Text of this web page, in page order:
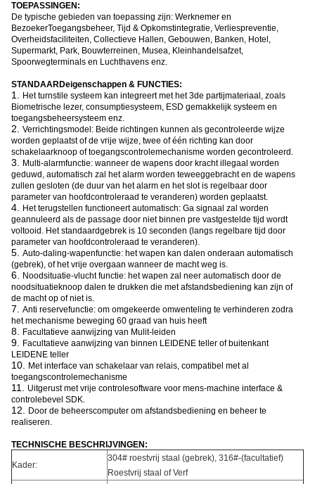
TOEPASSINGEN:
De typische gebieden van toepassing zijn: Werknemer en
BezoekerToegangsbeheer, Tijd & Opkomstintegratie, Verliespreventie,
Overheidsfaciliteiten, Collectieve Hallen, Gebouwen, Banken, Hotel,
Supermarkt, Park, Bouwterreinen, Musea, Kleinhandelsafzet,
Spoorwegterminals en Luchthavens enz.
STANDAARDeigenschappen & FUNCTIES:
1.
Het turnstile systeem kan integreert met het 3de partijmateriaal, zoals
Biometrische lezer, consumptiesysteem, ESD gemakkelijk systeem en
toegangsbeheersysteem enz.
2. Verrichtingsmodel: Beide richtingen kunnen als gecontroleerde wijze
worden geplaatst of de vrije wijze, twee of één richting kan door
schakelaarknoop of toegangscontrolemechanisme worden gecontroleerd.
3.
Multi-alarmfunctie: wanneer de wapens door kracht illegaal worden
geduwd, automatisch zal het alarm worden teweeggebracht en de wapens
zullen gesloten (de duur van het alarm en het slot is regelbaar door
parameter van hoofdcontroleraad te veranderen) worden geplaatst.
4.
Het terugstellen functioneert automatisch: Ga signaal zal worden
geannuleerd als de passage door niet binnen pre vastgestelde tijd wordt
voltooid. Het standaardgebrek is 10 seconden (langs regelbare tijd door
parameter van hoofdcontroleraad te veranderen).
5. Auto-daling-wapenfunctie: het wapen kan dalen onderaan automatisch
(gebrek), of het vrije overgaan wanneer de macht weg is.
6.
Noodsituatie-vlucht functie: het wapen zal neer automatisch door de
noodsituatieknoop dalen te drukken die met afstandsbediening kan zijn of
de macht op of niet is.
7. Anti reservefunctie: om omgekeerde omwenteling te verhinderen zodra
het mechanisme beweging 60 graad van huis heeft
8. Facultatieve aanwijzing van Mulit-leiden
9.
Facultatieve aanwijzing van binnen LEIDENE teller of buitenkant
LEIDENE teller
10.
Met interface van schakelaar van relais, compatibel met al
toegangscontrolemechanisme
11.
Uitgerust met vrije controlesoftware voor mens-machine interface &
controlebevel SDK.
12.
Door de beheerscomputer om afstandsbediening en beheer te
realiseren.
TECHNISCHE BESCHRIJVINGEN:
Kader:
304# roestvrij staal (gebrek), 316#-(facultatief)
Roestvrij staal of Verf